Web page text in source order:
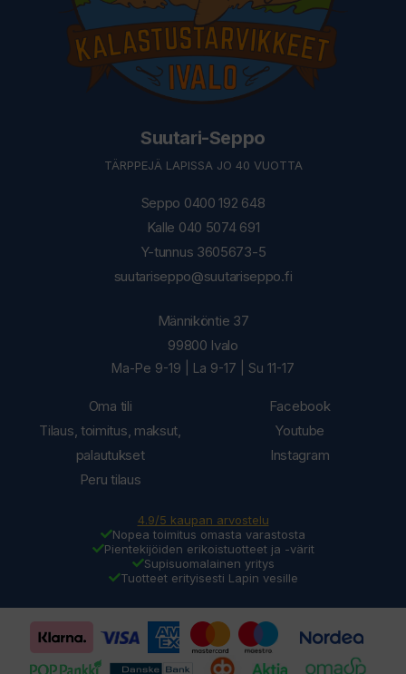
Suutari-Seppo
TÄRPPEJÄ LAPISSA JO 40 VUOTTA
Seppo 0400 192 648
Kalle 040 5074 691
Y-tunnus 3605673-5
suutariseppo@suutariseppo.fi
Oma tili
Tilaus, toimitus, maksut,
palautukset
Peru tilaus
Männiköntie 37
99800 Ivalo
Ma-Pe 9-19 | La 9-17 | Su 11-17
Facebook
Youtube
Instagram
4.9/5 kaupan arvostelu
Nopea toimitus omasta varastosta
Pientekijöiden erikoistuotteet ja -värit
Supisuomalainen yritys
Tuotteet erityisesti Lapin vesille